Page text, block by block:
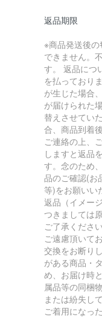
返品期限
※商品発送後の
できません。
す。 返品につ
を払っており
が生じた場合
が届けられた
替えさせてい
合、商品到着
ご連絡の上、
しますと返品
す。念のため
品のご確認(お
等)をお願いい
返品（イメー
つきましては
ご了承くださ
ご遠慮頂いて
交換をお断り
がある商品・
め、お届け時
属品等の同梱
または紛失し
ご着用になっ